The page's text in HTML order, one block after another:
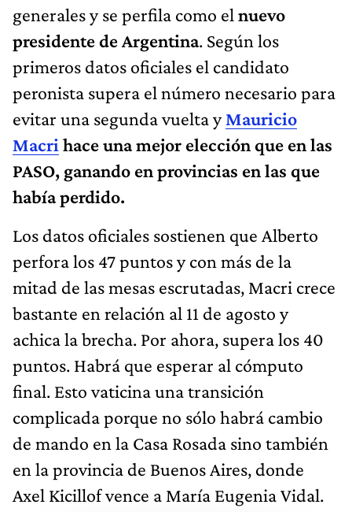
generales y se perfila como el nuevo
presidente de Argentina. Según los
primeros datos oficiales el candidato
peronista supera el número necesario para
evitar una segunda vuelta yMauricio
Macri hace una mejor elección que en las
PASO, ganando en provincias en las que
había perdido.
Los datos oficiales sostienen que Alberto
perfora los 47 puntos y con más de la
mitad de las mesas escrutadas, Macri crece
bastante en relación al 11 de agosto y
achica la brecha. Por ahora, supera los 40
puntos. Habrá que esperar al cómputo
final. Esto vaticina una transición
complicada porque no sólo habrá cambio
de mando en la Casa Rosada sino también
en la provincia de Buenos Aires, donde
Axel Kicillof vence a María Eugenia Vidal.